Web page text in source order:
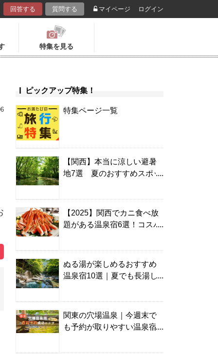
回答する 質問する マイページ ログイン
特集を見る
ピックアップ特集！
特集ページ一覧
【関西】本当に涼しい避暑
地7選 夏のおすすめスポッ
【2025】関西でカニ食べ放
題がある温泉宿6選！コスパ
ぬる湯が楽しめるおすすめ
温泉宿10選｜夏でも長湯し
関東の穴場温泉｜今週末で
も予約が取りやすい温泉宿